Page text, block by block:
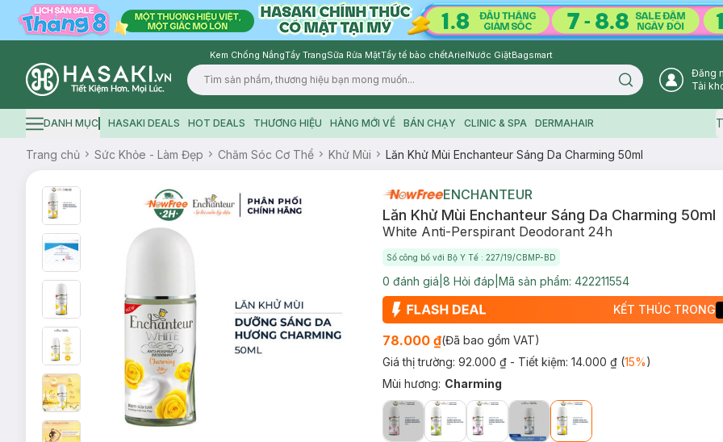
Kem Chống NắngTẩy TrangSữa Rửa MặtTẩy tế bào chếtArielNước GiặtBagsmart
Logo
Search icon
Đăng
Tài
Hamburger icon
DANH MỤC HASAKI DEALS HOT DEALS THƯƠNG HIỆU HÀNG MỚI VỀ BÁN CHẠY CLINIC & SPA DERMAHAIR
Trang chủ Sức Khỏe - Làm Đẹp Chăm Sóc Cơ Thể Khử Mùi Lăn Khử Mùi Enchanteur Sáng Da Charming 50ml
ENCHANTEUR
Lăn Khử Mùi Enchanteur Sáng Da Charming 50ml
White Anti-Perspirant Deodorant 24h
Số công bố với Bộ Y Tế : 227/19/CBMP-BD
0 đánh giá 8 Hỏi đáp Mã sản phẩm: 422211554
KẾT THÚC TRONG
78.000 ₫(Đã bao gồm VAT)
Giá thị trường: 92.000 ₫ - Tiết kiệm: 14.000 ₫(15%)
Mùi hương: Charming